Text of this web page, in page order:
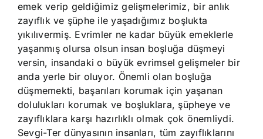
emek verip geldiğimiz gelişmelerimiz, bir anlık
zayıflık ve şüphe ile yaşadığımız boşlukta
yıkılıvermiş. Evrimler ne kadar büyük emeklerle
yaşanmış olursa olsun insan boşluğa düşmeyi
versin, insandaki o büyük evrimsel gelişmeler bir
anda yerle bir oluyor. Önemli olan boşluğa
düşmemekti, başarıları korumak için yaşanan
dolulukları korumak ve boşluklara, şüpheye ve
zayıflıklara karşı hazırlıklı olmak çok önemliydi.
Sevgi-Ter dünyasının insanları, tüm zayıflıklarını